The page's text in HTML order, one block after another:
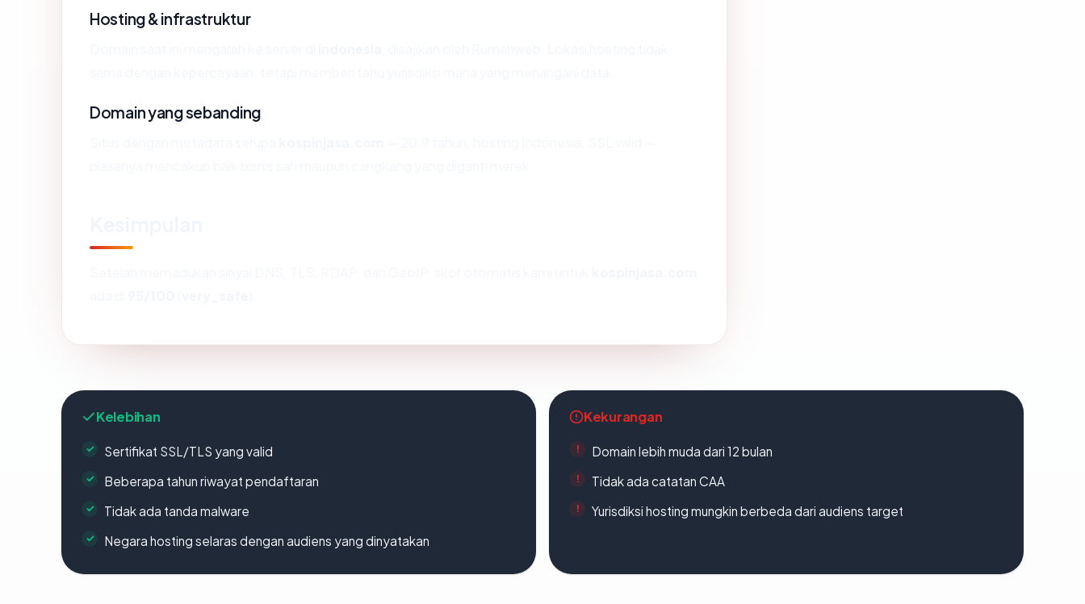
Hosting & infrastruktur
Domain yang sebanding
Kelebihan
Sertifikat SSL/TLS yang valid
Beberapa tahun riwayat pendaftaran
Tidak ada tanda malware
Negara hosting selaras dengan audiens yang dinyatakan
Kekurangan
Domain lebih muda dari 12 bulan
Tidak ada catatan CAA
Yurisdiksi hosting mungkin berbeda dari audiens target